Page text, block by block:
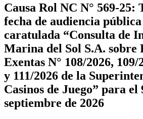
Causa Rol NC N° 569-
fecha de audiencia pública
caratulada “Consulta de
Marina del Sol S.A. sobre
Exentas N° 108/2026, 109/
y 111/2026 de la
Casinos de Juego” para el
septiembre de 2026